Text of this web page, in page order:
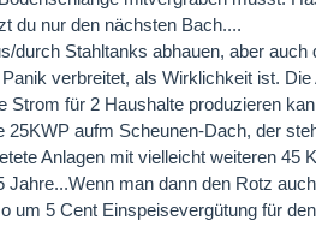
du nur den nächsten Bach....
durch Stahltanks abhauen, aber auch
verbreitet, als Wirklichkeit ist.
Strom für 2 Haushalte produzieren
25KWP aufm Scheunen-Dach, der
Anlagen mit vielleicht weiteren 45
Jahre...Wenn man dann den Rotz
um 5 Cent Einspeisevergütung für